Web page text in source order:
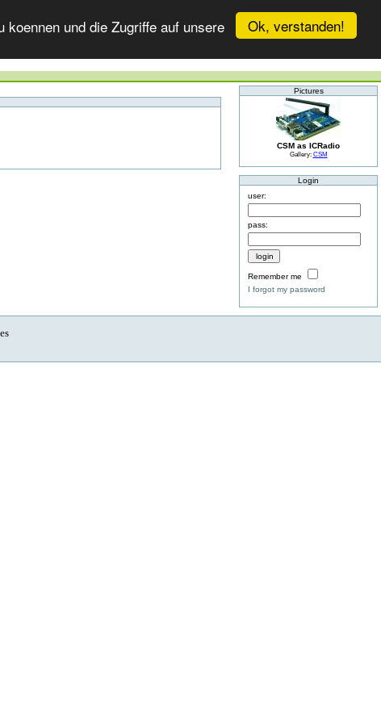
Ok, verstanden!
und die Zugriffe auf unsere
Pictures
CSM as ICRadio
Gallery: CSM
Login
user:
pass:
Remember me
I forgot my password